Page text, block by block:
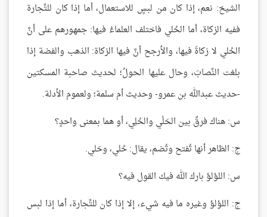
الشيخ: نعم، إذا كان من لبسٍ للاستعمال، أما إذا كان للتِّجارة
ففيه الزكاة، أما الحُلي فاختلف العلماءُ فيها: جمهورهم على أنَّ
الحُلي لا زكاةَ فيها، والأرجح أنَّ فيها الزكاة: الذهب والفضة إذا
بلغت النِّصابَ، وحال عليها الحولُ؛ لحديث صاحبة المسكتين
-حديث عبدالله بن عمرو- وحديث أم سلمة؛ ولعموم الأدلة.
س: هناك فرقٌ بين الحَلْي والحُلِي، أو هما بمعنى واحدٍ؟
ج: الظاهر أنها تُفتح وتُضم، يقال: حُلي، وحَلي.
س: اللؤلؤ بارك الله فيك القول فيه؟
ج: اللؤلؤ وغيره ما فيه شيء، إلا إذا كان للتِّجارة، أما إذا لبس